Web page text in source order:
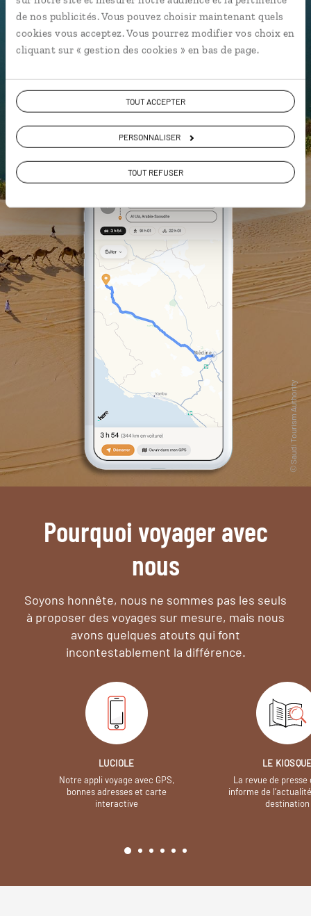
de nos publicités. Vous pouvez choisir maintenant quels
cookies vous acceptez. Vous pourrez modifier vos choix en
cliquant sur « gestion des cookies » en bas de page.
TOUT ACCEPTER
PERSONNALISER
TOUT REFUSER
Les plus beaux sites naturels
géolocalisés
L'album souvenirs à composer
Pourquoi voyager avec
nous
Soyons honnête, nous ne sommes pas les seuls
à proposer des voyages sur mesure, mais nous
avons quelques atouts qui font
incontestablement la différence.
LUCIOLE
Notre appli voyage avec GPS,
bonnes adresses et carte
interactive
LE
La revue de presse
informe de
destination